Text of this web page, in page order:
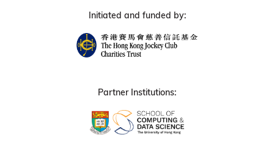
Initiated and funded by:
Partner Institutions: